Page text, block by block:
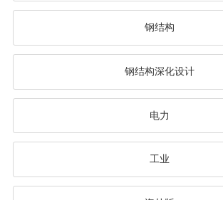
钢结构
钢结构深化设计
电力
工业